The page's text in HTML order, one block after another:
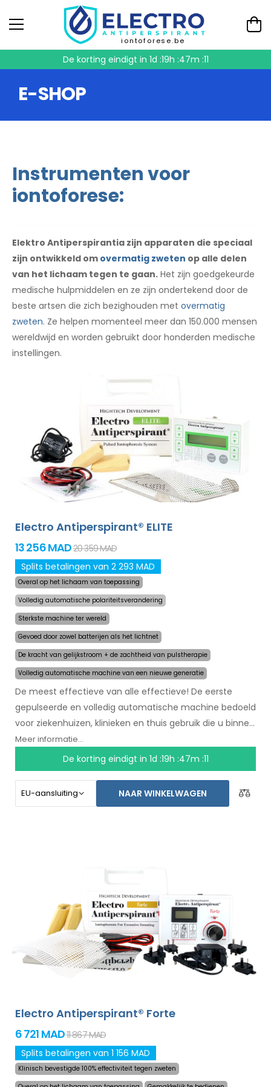
iontoforese.be
De korting eindigt in 1d :19h :47m :10
E-SHOP
Instrumenten voor
iontoforese:
Elektro Antiperspirantia zijn apparaten die speciaal
zijn ontwikkeld om overmatig zweten op alle delen
van het lichaam tegen te gaan. Het zijn goedgekeurde
medische hulpmiddelen en ze zijn ondertekend door de
beste artsen die zich bezighouden met overmatig
zweten. Ze helpen momenteel meer dan 150.000 mensen
wereldwijd en worden gebruikt door honderden medische
instellingen.
Electro Antiperspirant® ELITE
13 256 MAD20 359 MAD
Splits betalingen van 2 293 MAD
Overal op het lichaam van toepassing
Volledig automatische polariteitsverandering
Sterkste machine ter wereld
Gevoed door zowel batterijen als het lichtnet
De kracht van gelijkstroom + de zachtheid van pulstherapie
Volledig automatische machine van een nieuwe generatie
De meest effectieve van alle effectieve! De eerste
gepulseerde en volledig automatische machine bedoeld
voor ziekenhuizen, klinieken en thuis gebruik die u binnen
een paar maanden zal helpen met het stoppen van
zweten. In het begin van de behandeling selecteert u
simpelweg het gebied waar u overmatig zweet en de
technologie kunnen gevoelige lichaamsdelen worden
standaardpakket) te verhelpen. Met additionele
adapters kunt u ook het voorhoofd, hoofdhuid, buik, rug,
billen, borst en andere lichaamsdelen succesvol,
langdurig behandelen. Niet-goed-geld-terug garantie in
geval van ontevredenheid en gratis express verzending
Meer informatie...
De korting eindigt in 1d :19h :47m :10
NAAR WINKELWAGEN
Electro Antiperspirant® Forte
6 721 MAD11 867 MAD
Splits betalingen van 1 156 MAD
Klinisch bevestigde 100% effectiviteit tegen zweten